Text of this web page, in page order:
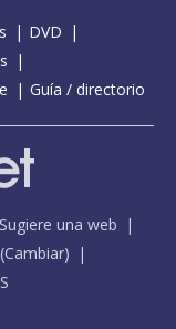
DVD
Guía / directorio
Sugiere una web
(Cambiar)